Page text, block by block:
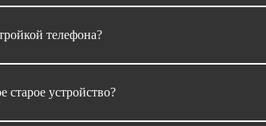
телефона?
старое устройство?